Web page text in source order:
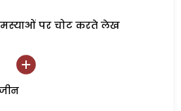
पर चोट करते लेख